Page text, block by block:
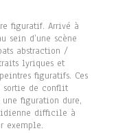
figuratif. Arrivé à
sein d’une scène
abstraction /
lyriques et
figuratifs. Ces
sortie de conflit
figuration dure,
difficile à
exemple.